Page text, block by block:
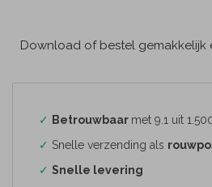
Download of bestel gemakkelijk
✓ Betrouwbaar met 9.1 uit
✓ Snelle verzending als
✓ Snelle levering